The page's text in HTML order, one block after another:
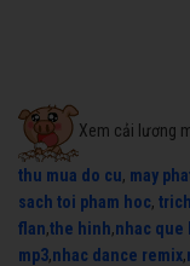
Xem cải lương
thu mua do cu, may
sach toi pham hoc,
flan,the hinh,nhac que
mp3,nhac dance remix,